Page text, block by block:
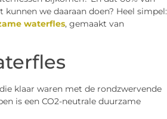
we daaraan doen? Heel simpel:
waterfles, gemaakt van
klaar waren met de rondzwervende
is een CO2-neutrale duurzame